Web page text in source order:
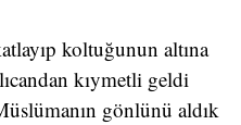
koltuğunun altına
kıymetli geldi
gönlünü aldık